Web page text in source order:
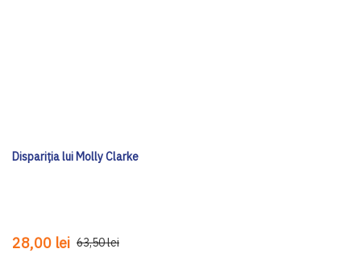
Dispariția lui Molly Clarke
28,00 lei 63,50 lei